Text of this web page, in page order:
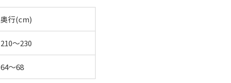
奥行(cm)
210～230
64～68